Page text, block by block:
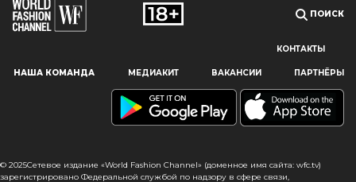
Наш сайт использует файлы cookie и похожие технологии,
пользователям, предоставляя персонализированную
информацию, запоминая предпочтения в области
сайта, вы подтверждаете свое согласие на использование
файлов cookie в соответствии с настоящим уведомлением
ПОИСК
КОНТАКТЫ
НАША КОМАНДА МЕДИАКИТ ВАКАНСИИ ПАРТНЁРЫ
© 2025Сетевое издание «World Fashion Channel» (доменное имя сайта: wfc.tv)
зарегистрировано Федеральной службой по надзору в сфере связи,